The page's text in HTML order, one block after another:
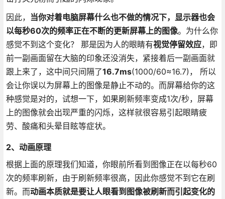
因此， 当你对着电脑屏幕什么也不做的情况下，显示器也会
以每秒60次的频率正在不断的更新屏幕上的图像。为什么你
感觉不到这个变化？ 那是因为人的眼睛有视觉停留效应，即
前一副画面留在大脑的印象还没消失，紧接着后一副画面就
跟上来了，这中间只间隔了16.7ms(1000/60≈16.7)， 所以
会让你误以为屏幕上的图像是静止不动的。而屏幕给你的这
种感觉是对的，试想一下，如果刷新频率变成1次/秒，屏幕
上的图像就会出现严重的闪烁，这样就很容易引起眼睛疲
劳、酸痛和头晕目眩等症状。
2、动画原理
根据上面的原理我们知道，你眼前所看到图像正在以每秒60
次的频率刷新，由于刷新频率很高，因此你感觉不到它在刷
新。而动画本质就是要让人眼看到图像被刷新而引起变化的